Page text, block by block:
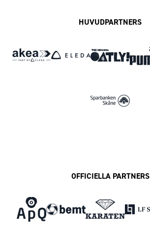
HUVUDPARTNERS
OFFICIELLA PARTNERS